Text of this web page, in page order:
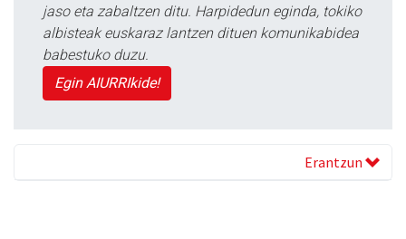
jaso eta zabaltzen ditu. Harpidedun eginda, tokiko
albisteak euskaraz lantzen dituen komunikabidea
babestuko duzu.
Egin AIURRIkide!
Erantzun